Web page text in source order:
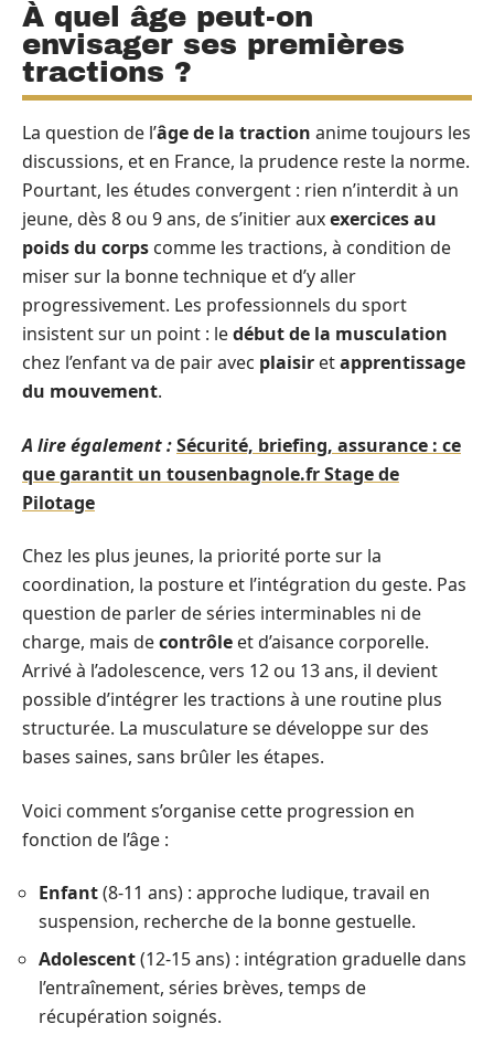
À quel âge peut-on
envisager ses premières
tractions ?
La question de l’âge de la traction anime toujours les
discussions, et en France, la prudence reste la norme.
Pourtant, les études convergent : rien n’interdit à un
jeune, dès 8 ou 9 ans, de s’initier auxexercices au
poids du corps comme les tractions, à condition de
miser sur la bonne technique et d’y aller
progressivement. Les professionnels du sport
insistent sur un point : ledébut de la musculation
chez l’enfant va de pair avec plaisir etapprentissage
du mouvement.
A lire également :Sécurité, briefing, assurance : ce
que garantit un tousenbagnole.fr Stage de
Pilotage
Chez les plus jeunes, la priorité porte sur la
coordination, la posture et l’intégration du geste. Pas
question de parler de séries interminables ni de
charge, mais decontrôle et d’aisance corporelle.
Arrivé à l’adolescence, vers 12 ou 13 ans, il devient
possible d’intégrer les tractions à une routine plus
structurée. La musculature se développe sur des
bases saines, sans brûler les étapes.
Voici comment s’organise cette progression en
fonction de l’âge :
Enfant(8-11 ans) : approche ludique, travail en
suspension, recherche de la bonne gestuelle.
Adolescent(12-15 ans) : intégration graduelle dans
l’entraînement, séries brèves, temps de
récupération soignés.